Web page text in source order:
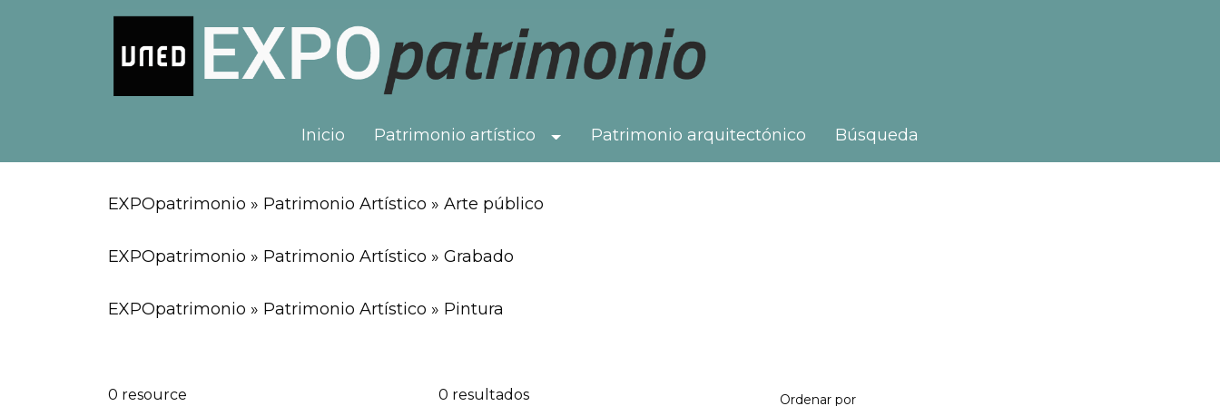
Inicio Patrimonio artístico Toggle Dropdown
Patrimonio arquitectónico Búsqueda
EXPOpatrimonio » Patrimonio Artístico » Arte público
EXPOpatrimonio » Patrimonio Artístico » Grabado
EXPOpatrimonio » Patrimonio Artístico » Pintura
0 resource 0 resultados Ordenar por